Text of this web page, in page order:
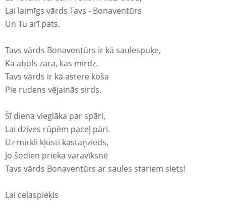
Lai laimīgs vārds Tavs - Bonaventūrs
Un Tu arī pats.
Tavs vārds Bonaventūrs ir kā saulespuķe,
Kā ābols zarā, kas mirdz.
Tavs vārds ir kā astere koša
Pie rudens vējainās sirds.
Šī diena vieglāka par spāri,
Lai dzīves rūpēm paceļ pāri.
Uz mirkli kļūsti kastaņzieds,
Jo šodien prieka varavīksnē
Tavs vārds Bonaventūrs ar saules stariem siets!
Lai ceļaspieķis